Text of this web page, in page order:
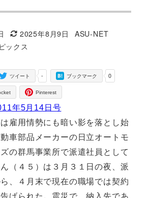
更新日
2025年8月9日
著
ASU-NET
ックス
-
ツイート 0
ブックマーク
Pinterest
年5月14日号
雇用情勢にも暗い影を落とし始
車部品メーカーの日立オートモ
の群馬事業所で派遣社員として
（４５）は３月３１日の夜、派
、４月末で現在の職場では契約
げられた。震災で、納入先であ